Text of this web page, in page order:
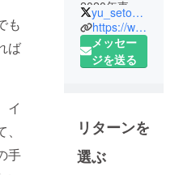
も
ば
イ
手
2020年東京
藝術大学大
学院 彫刻
専攻 修了
作品を制
作・発表・
販売してお
yu_seto1222
https://www.yuseto.com/
メッセー
ジを送る
リターンを
選ぶ